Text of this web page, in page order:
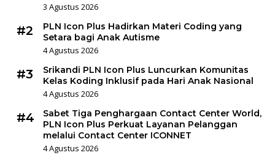
3 Agustus 2026
#2
PLN Icon Plus Hadirkan Materi Coding yang
Setara bagi Anak Autisme
4 Agustus 2026
#3
Srikandi PLN Icon Plus Luncurkan Komunitas
Kelas Koding Inklusif pada Hari Anak Nasional
4 Agustus 2026
#4
Sabet Tiga Penghargaan Contact Center World,
PLN Icon Plus Perkuat Layanan Pelanggan
melalui Contact Center ICONNET
4 Agustus 2026